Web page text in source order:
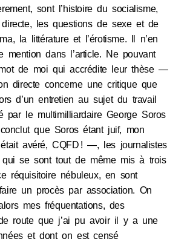
sont l’histoire du socialisme,
directe, les questions de sexe et de
la littérature et l’érotisme. Il n’en
mention dans l’article. Ne pouvant
de moi qui accrédite leur thèse —
directe concerne une critique que
d’un entretien au sujet du travail
par le multimilliardaire George Soros
que Soros étant juif, mon
était avéré, CQFD ! —, les journalistes
se sont tout de même mis à trois
réquisitoire nébuleux, en sont
un procès par association. On
mes fréquentations, des
route que j’ai pu avoir il y a une
et dont on est censé